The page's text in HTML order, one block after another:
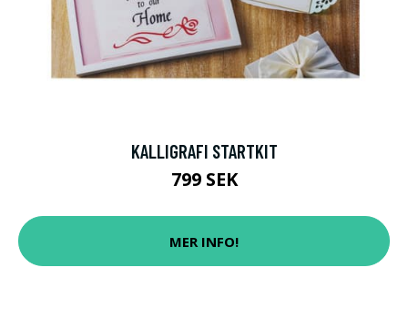
KALLIGRAFI STARTKIT
799 SEK
MER INFO!